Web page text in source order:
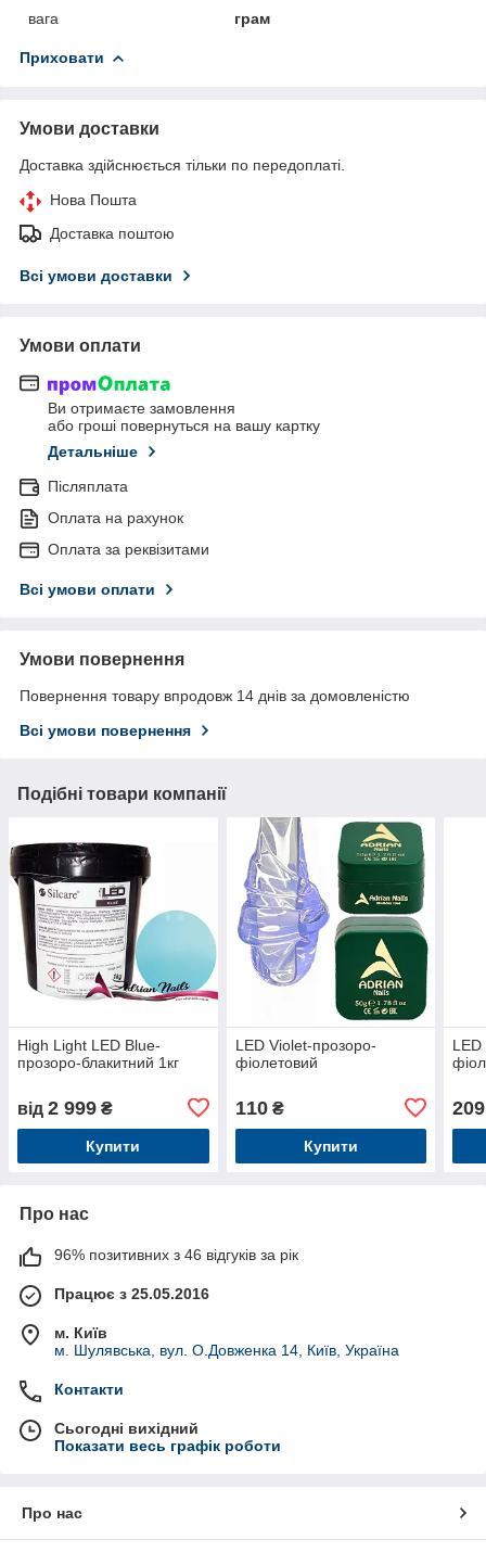
вага
грам
Приховати
Умови доставки
Доставка здійснюється тільки по передоплаті.
Нова Пошта
Доставка поштою
Всі умови доставки
Умови оплати
Ви отримаєте замовлення
або гроші повернуться на вашу картку
Детальніше
Післяплата
Оплата на рахунок
Оплата за реквізитами
Всі умови оплати
Умови повернення
Повернення товару впродовж 14 днів за домовленістю
Всі умови повернення
Подібні товари компанії
High Light LED Blue-
прозоро-блакитний 1кг
від 2 999 ₴
Купити
LED Violet-прозоро-
фіолетовий
110₴
Купити
LED
209
Про нас
96% позитивних з 46 відгуків за рік
Працює з 25.05.2016
м. Київ
м. Шулявська, вул. О.Довженка 14, Київ, Україна
Контакти
Сьогодні вихідний
Показати весь графік роботи
Про нас